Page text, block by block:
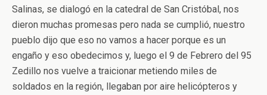
Salinas, se dialogó en la catedral de San Cristóbal, nos
dieron muchas promesas pero nada se cumplió, nuestro
pueblo dijo que eso no vamos a hacer porque es un
engaño y eso obedecimos y, luego el 9 de Febrero del 95
Zedillo nos vuelve a traicionar metiendo miles de
soldados en la región, llegaban por aire helicópteros y